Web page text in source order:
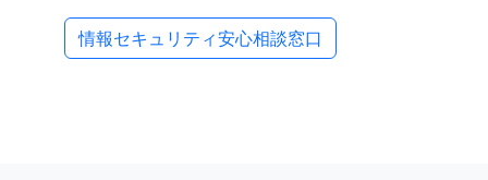
情報セキュリティ安心相談窓口